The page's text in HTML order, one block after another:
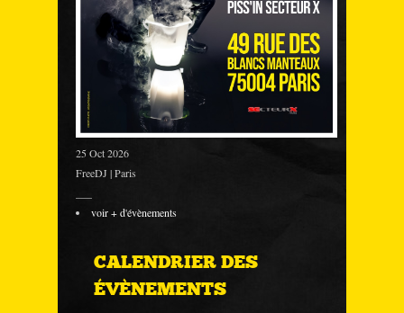
25 Oct 2026
FreeDJ | Paris
voir + d'évènements
CALENDRIER DES
ÉVÈNEMENTS